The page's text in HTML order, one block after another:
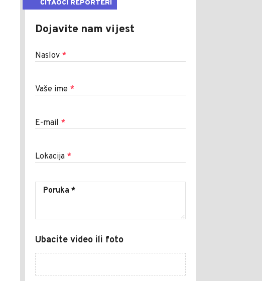
ČITAOCI REPORTERI
Dojavite nam vijest
Naslov *
Vaše ime *
E-mail *
Lokacija *
Ubacite video ili foto